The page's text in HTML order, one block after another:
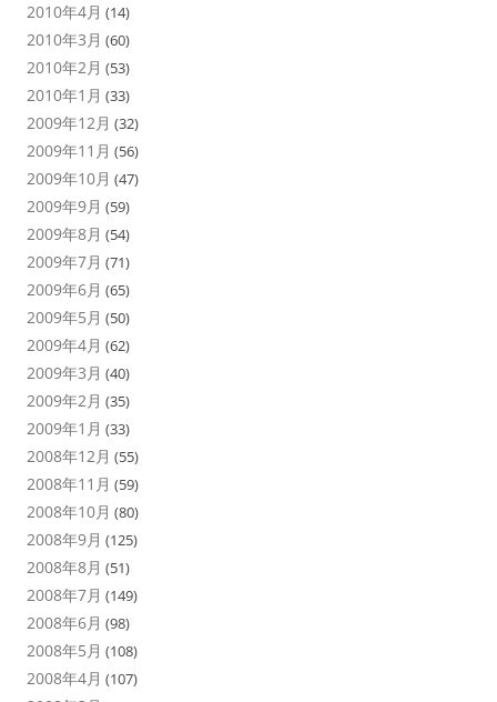
2010年4月 (14)
2010年3月 (60)
2010年2月 (53)
2010年1月 (33)
2009年12月 (32)
2009年11月 (56)
2009年10月 (47)
2009年9月 (59)
2009年8月 (54)
2009年7月 (71)
2009年6月 (65)
2009年5月 (50)
2009年4月 (62)
2009年3月 (40)
2009年2月 (35)
2009年1月 (33)
2008年12月 (55)
2008年11月 (59)
2008年10月 (80)
2008年9月 (125)
2008年8月 (51)
2008年7月 (149)
2008年6月 (98)
2008年5月 (108)
2008年4月 (107)